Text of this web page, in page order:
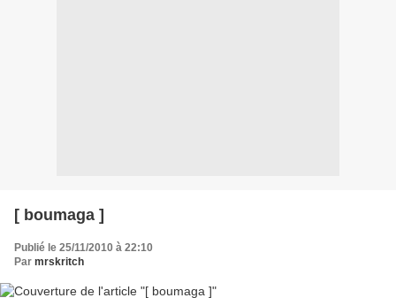
[ boumaga ]
Publié le 25/11/2010 à 22:10
Par mrskritch